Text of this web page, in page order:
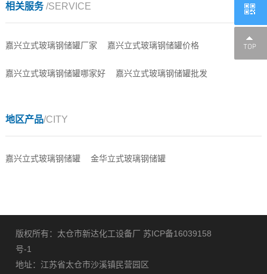
相关服务/SERVICE
嘉兴立式玻璃钢储罐厂家 嘉兴立式玻璃钢储罐价格
嘉兴立式玻璃钢储罐哪家好 嘉兴立式玻璃钢储罐批发
地区产品/CITY
嘉兴立式玻璃钢储罐 金华立式玻璃钢储罐
版权所有：太仓市新达化工设备厂 苏ICP备16039158
号-1
地址：江苏省太仓市沙溪镇民营园区